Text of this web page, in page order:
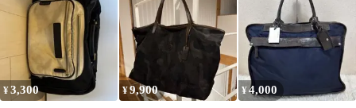
¥3,300 ¥9,900 ¥4,000